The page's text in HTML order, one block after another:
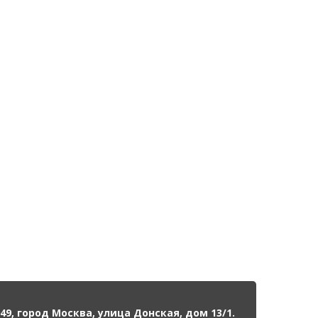
город Москва, улица Донская, дом 13/1.